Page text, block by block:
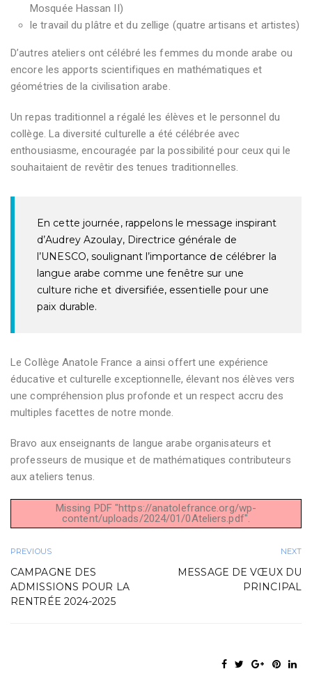
Mosquée Hassan II)
le travail du plâtre et du zellige (quatre artisans et artistes)
D’autres ateliers ont célébré les femmes du monde arabe ou
encore les apports scientifiques en mathématiques et
géométries de la civilisation arabe.
Un repas traditionnel a régalé les élèves et le personnel du
collège. La diversité culturelle a été célébrée avec
enthousiasme, encouragée par la possibilité pour ceux qui le
souhaitaient de revêtir des tenues traditionnelles.
En cette journée, rappelons le message inspirant
d’Audrey Azoulay, Directrice générale de
l’UNESCO, soulignant l’importance de célébrer la
langue arabe comme une fenêtre sur une
culture riche et diversifiée, essentielle pour une
paix durable.
Le Collège Anatole France a ainsi offert une expérience
éducative et culturelle exceptionnelle, élevant nos élèves vers
une compréhension plus profonde et un respect accru des
multiples facettes de notre monde.
Bravo aux enseignants de langue arabe organisateurs et
professeurs de musique et de mathématiques contributeurs
aux ateliers tenus.
Missing PDF "https://anatolefrance.org/wp-
content/uploads/2024/01/0Ateliers.pdf".
PREVIOUS
CAMPAGNE DES
ADMISSIONS POUR LA
RENTRÉE 2024-2025
NEXT
MESSAGE DE VŒUX DU
PRINCIPAL